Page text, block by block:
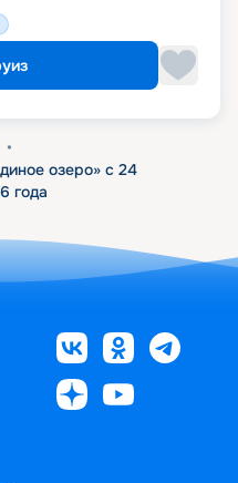
•
озеро» с 24
года